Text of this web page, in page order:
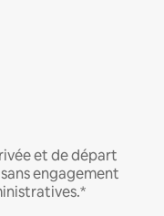
et de départ
engagement